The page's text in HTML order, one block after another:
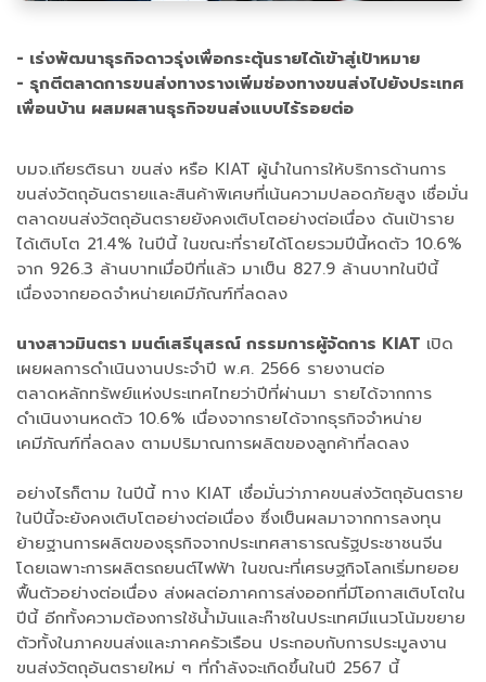
- เร่งพัฒนาธุรกิจดาวรุ่งเพื่อกระตุ้นรายได้เข้าสู่เป้าหมาย
- รุกตีตลาดการขนส่งทางรางเพิ่มช่องทางขนส่งไปยังประเทศ
เพื่อนบ้าน ผสมผสานธุรกิจขนส่งแบบไร้รอยต่อ
บมจ.เกียรติธนา ขนส่ง หรือ KIAT ผู้นำในการให้บริการด้านการ
ขนส่งวัตถุอันตรายและสินค้าพิเศษที่เน้นความปลอดภัยสูง เชื่อมั่น
ตลาดขนส่งวัตถุอันตรายยังคงเติบโตอย่างต่อเนื่อง ดันเป้าราย
ได้เติบโต 21.4% ในปีนี้ ในขณะที่รายได้โดยรวมปีนี้หดตัว 10.6%
จาก 926.3 ล้านบาทเมื่อปีที่แล้ว มาเป็น 827.9 ล้านบาทในปีนี้
เนื่องจากยอดจำหน่ายเคมีภัณฑ์ที่ลดลง
นางสาวมินตรา มนต์เสรีนุสรณ์ กรรมการผู้จัดการ KIAT เปิด
เผยผลการดำเนินงานประจำปี พ.ศ. 2566 รายงานต่อ
ตลาดหลักทรัพย์แห่งประเทศไทยว่าปีที่ผ่านมา รายได้จากการ
ดำเนินงานหดตัว 10.6% เนื่องจากรายได้จากธุรกิจจำหน่าย
เคมีภัณฑ์ที่ลดลง ตามปริมาณการผลิตของลูกค้าที่ลดลง
อย่างไรก็ตาม ในปีนี้ ทาง KIAT เชื่อมั่นว่าภาคขนส่งวัตถุอันตราย
ในปีนี้จะยังคงเติบโตอย่างต่อเนื่อง ซึ่งเป็นผลมาจากการลงทุน
ย้ายฐานการผลิตของธุรกิจจากประเทศสาธารณรัฐประชาชนจีน
โดยเฉพาะการผลิตรถยนต์ไฟฟ้า ในขณะที่เศรษฐกิจโลกเริ่มทยอย
ฟื้นตัวอย่างต่อเนื่อง ส่งผลต่อภาคการส่งออกที่มีโอกาสเติบโตใน
ปีนี้ อีกทั้งความต้องการใช้น้ำมันและก๊าซในประเทศมีแนวโน้มขยาย
ตัวทั้งในภาคขนส่งและภาคครัวเรือน ประกอบกับการประมูลงาน
ขนส่งวัตถุอันตรายใหม่ ๆ ที่กำลังจะเกิดขึ้นในปี 2567 นี้